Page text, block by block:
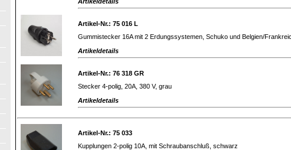
Artikel-Nr.: 75 016 L
Gummistecker 16A mit 2 Erdungssystemen, Schuko und Belgien/
Artikeldetails
Artikel-Nr.: 76 318 GR
Stecker 4-polig, 20A, 380 V, grau
Artikeldetails
Artikel-Nr.: 75 033
Kupplungen 2-polig 10A, mit Schraubanschluß, schwarz